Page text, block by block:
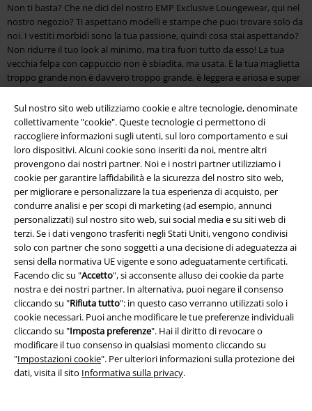
Sul nostro sito web utilizziamo cookie e altre tecnologie, denominate
collettivamente "cookie". Queste tecnologie ci permettono di
raccogliere informazioni sugli utenti, sul loro comportamento e sui
loro dispositivi. Alcuni cookie sono inseriti da noi, mentre altri
provengono dai nostri partner. Noi e i nostri partner utilizziamo i
cookie per garantire laffidabilità e la sicurezza del nostro sito web,
per migliorare e personalizzare la tua esperienza di acquisto, per
condurre analisi e per scopi di marketing (ad esempio, annunci
personalizzati) sul nostro sito web, sui social media e su siti web di
terzi. Se i dati vengono trasferiti negli Stati Uniti, vengono condivisi
solo con partner che sono soggetti a una decisione di adeguatezza ai
sensi della normativa UE vigente e sono adeguatamente certificati.
Facendo clic su "Accetto", si acconsente alluso dei cookie da parte
nostra e dei nostri partner. In alternativa, puoi negare il consenso
cliccando su "Rifiuta tutto": in questo caso verranno utilizzati solo i
cookie necessari. Puoi anche modificare le tue preferenze individuali
cliccando su "Imposta preferenze". Hai il diritto di revocare o
modificare il tuo consenso in qualsiasi momento cliccando su
"Impostazioni cookie". Per ulteriori informazioni sulla protezione dei
dati, visita il sito Informativa sulla privacy.
Non ti basta? Che ne dici del nostro EMP Exclusive Loungewear, qui nel
nostro negozio? Ti aspettano modelli e stampe che puoi trovare solo da
noi. I vestiti morbidi sono la tua passione, quindi cosa stai aspettando?
Non ridurre il tuo look al minimo, ma tira fuori tutto da esso! La tua
vecchia felpa con cappuccio non è sbiadita, ma usata. E la tua maglietta
troppo grande non è davvero troppo grande, è leggera e ariosa e super
comoda. Abbigliamento da casa taglie forti e molto altro ancora che
puoi acquistare a buon mercato da noi.
Abbigliamento da casa economico per uomo
L'abbigliamento da casa è l'ideale quando la tua casa diventa di nuovo
accogliente o piccole commissioni ti portano fuori dalla porta d'ingresso.
E se stai ancora cercando l'outfit giusto, è meglio fare clic direttamente
sui nostri saldi loungewear. Ti aspettano vestiti scontati: è così che lo
shopping loungewar è divertente! I pantaloni della tuta con molti motivi
alla moda e un'ampia selezione di top portano anche l'abbigliamento da
casa da uomo nel tuo guardaroba.
Loungewear elegante da donna
Gli articoli da casa possono essere casual, l'abbigliamento da casa può
essere comodo... Ma il loungewear può anche essere elegante. Il look
viene creato molto più velocemente di quanto pensi, perché non
appena i pantaloni della tuta sono abbinati a un blazer chic, il tuo
abbigliamento da casa diventa un outfit da lavoro di tipo diverso. Gli
accenti chic, con i quali puoi sentirti a tuo agio molto rapidamente grazie